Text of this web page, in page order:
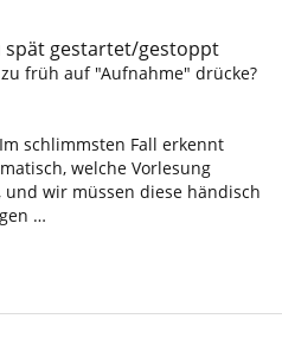
spät gestartet/gestoppt
früh auf "Aufnahme" drücke?
schlimmsten Fall erkennt
welche Vorlesung
wir müssen diese händisch
…